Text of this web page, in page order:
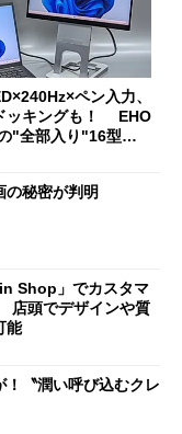
ペン入力、
ッキングも！ EHO
"全部入り"16型モ
の秘密が判明
Shop」でカスタマ
店頭でデザインや質
能
〝潤い呼び込むクレ